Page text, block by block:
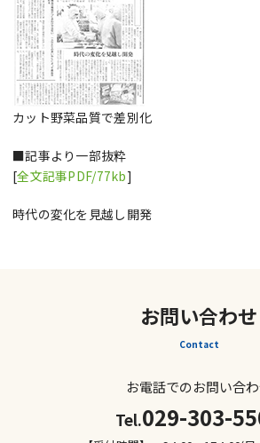
カット野菜品質で差別化
■記事より一部抜粋
[全文記事PDF/77kb]
時代の変化を見越し開発
お問い合わせ
Contact
お電話でのお問い合
Tel.029-303-